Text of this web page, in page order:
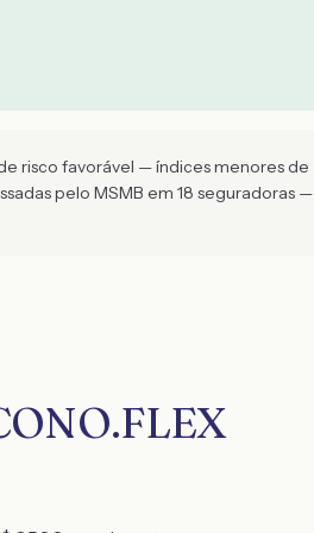
risco favorável — índices menores de
pelo MSMB em 18 seguradoras —